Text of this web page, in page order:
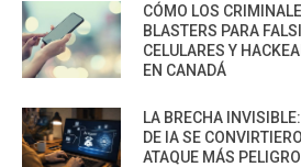
CÓMO LOS
BLASTERS PARA
CELULARES Y
EN CANADÁ
LA BRECHA
DE IA SE
ATAQUE MÁS